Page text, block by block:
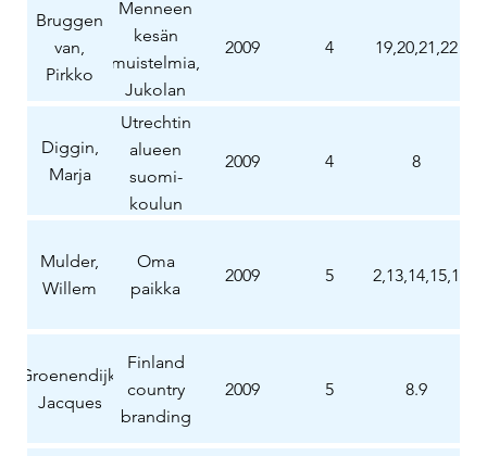
Bruggen
van,
Pirkko
Menneen
kesän
muistelmia,
Jukolan
viesti
2009 4 19,20,21,22
Diggin,
Marja
Utrechtin
alueen
suomi-
koulun
yllätti meidät
kaikki
2009 4 8
Mulder,
Willem
Oma
paikka
2009 5 12,13,14,15,16
Groenendijk,
Jacques
Finland
country
branding
2009 5 8.9